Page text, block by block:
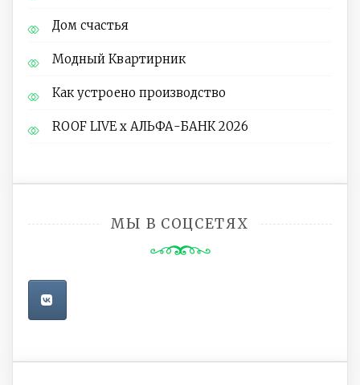
Дом счастья
Модный Квартирник
Как устроено производство
ROOF LIVE x АЛЬФА-БАНК 2026
МЫ В СОЦСЕТЯХ